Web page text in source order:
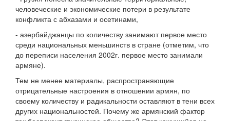
человеческие и экономические потери в результате
конфликта с абхазами и осетинами,
- азербайджанцы по количеству занимают первое место
среди национальных меньшинств в стране (отметим, что
до переписи населения 2002г. первое место занимали
армяне).
Тем не менее материалы, распространяющие
отрицательные настроения в отношении армян, по
своему количеству и радикальности оставляют в тени всех
других национальностей. Почему же армянский фактор